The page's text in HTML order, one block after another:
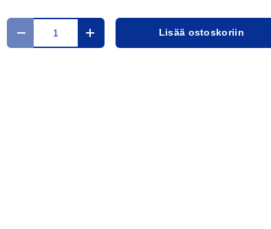
Määrä
Translation missing: fi.cart.items.decrease_quantity
Translation missing:Lisää ostoskoriin